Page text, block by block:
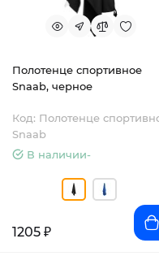
Полотенце спортивное
Snaab, черное
Код: Полотенце
Snaab
В наличии-
1205 ₽